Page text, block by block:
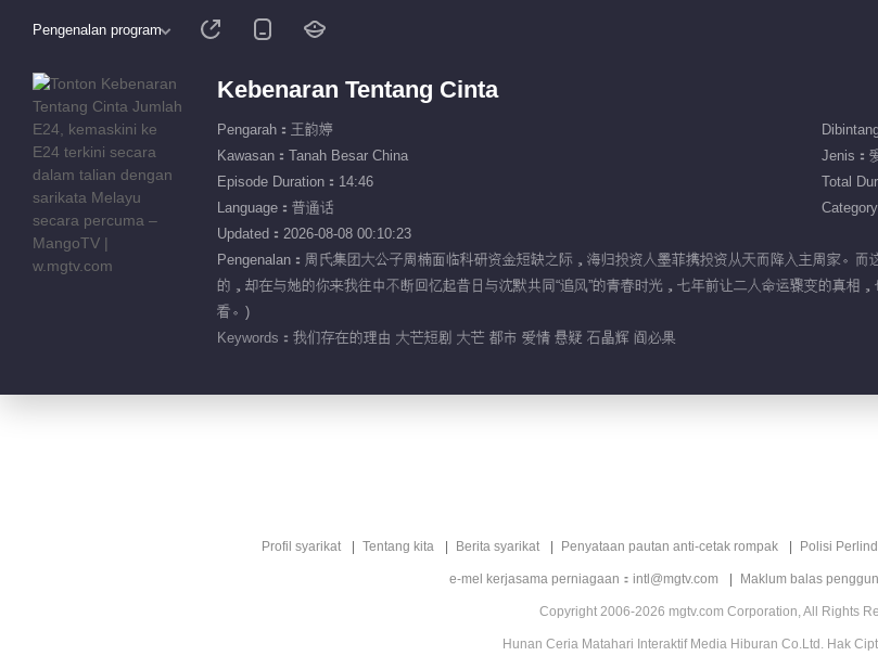
Pengenalan program
Kebenaran Tentang Cinta
Pengarah：王韵婷
Kawasan：Tanah Besar China
Jenis：
Episode Duration：14:46
Total
Language：普通话
Updated：2026-08-08 00:10:23
Pengenalan：周氏集团大公子周楠面临科研资金短缺之际，海归投资人墨菲携投资从天而降入主周家。
的，却在与她的你来我往中不断回忆起昔日与沈默共同“追风”的青春时光，七年前让二人命运骤变的真
看。)
Keywords： 我们存在的理由 大芒短剧 大芒 都市 爱情 悬疑 石晶辉 阎必果
Profil syarikat Tentang kita Berita syarikat Penyataan pautan anti-cetak rompak Polisi
e-mel kerjasama perniagaan：intl@mgtv.com Maklum balas
Copyright 2006-2026 mgtv.com Corporation, All Rights
Hunan Ceria Matahari Interaktif Media Hiburan Co.Ltd. Hak